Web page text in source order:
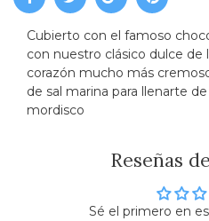
Cubierto con el famoso
con nuestro clásico dulce de
corazón mucho más
de sal marina para llenarte
mordisco
Reseñas
Sé el primero en